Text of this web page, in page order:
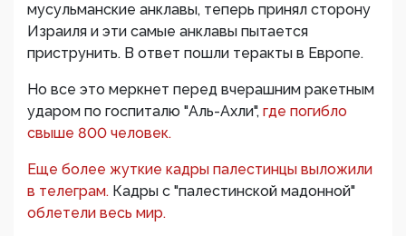
мусульманские анклавы, теперь принял сторону
Израиля и эти самые анклавы пытается
приструнить. В ответ пошли теракты в Европе.
Но все это меркнет перед вчерашним ракетным
ударом по госпиталю "Аль-Ахли", где погибло
свыше 800 человек.
Еще более жуткие кадры палестинцы выложили
в телеграм. Кадры с "палестинской мадонной"
облетели весь мир.